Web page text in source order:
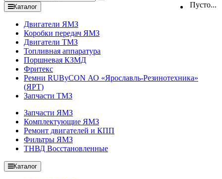
Пусто...
Каталог
Двигатели ЯМЗ
Коробки передач ЯМЗ
Двигатели ТМЗ
Топливная аппаратура
Поршневая КЗМД
Фритекс
Ремни RUByCON АО «Ярославль-Резинотехника»
(ЯРТ)
Запчасти ТМЗ
Запчасти ЯМЗ
Комплектующие ЯМЗ
Ремонт двигателей и КПП
Фильтры ЯМЗ
ТНВД Восстановленные
Каталог